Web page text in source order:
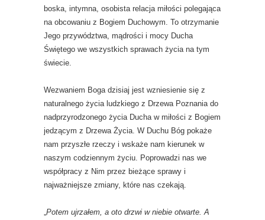
boska, intymna, osobista relacja miłości polegająca
na obcowaniu z Bogiem Duchowym. To otrzymanie
Jego przywództwa, mądrości i mocy Ducha
Świętego we wszystkich sprawach życia na tym
świecie.
Wezwaniem Boga dzisiaj jest wzniesienie się z
naturalnego życia ludzkiego z Drzewa Poznania do
nadprzyrodzonego życia Ducha w miłości z Bogiem
jedzącym z Drzewa Życia. W Duchu Bóg pokaże
nam przyszłe rzeczy i wskaże nam kierunek w
naszym codziennym życiu. Poprowadzi nas we
współpracy z Nim przez bieżące sprawy i
najważniejsze zmiany, które nas czekają.
Potem ujrzałem, a oto drzwi w niebie otwarte. A